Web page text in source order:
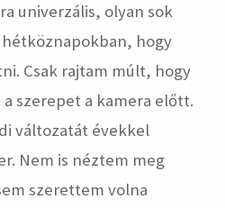
univerzális, olyan sok
hogy
Csak rajtam múlt, hogy
szerepet a kamera előtt.
változatát évekkel
Nem is néztem meg
szerettem volna